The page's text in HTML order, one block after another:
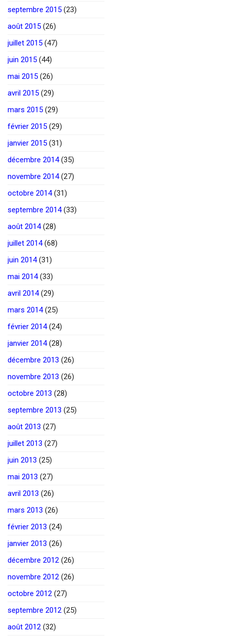
septembre 2015 (23)
août 2015 (26)
juillet 2015 (47)
juin 2015 (44)
mai 2015 (26)
avril 2015 (29)
mars 2015 (29)
février 2015 (29)
janvier 2015 (31)
décembre 2014(35)
novembre 2014(27)
octobre 2014(31)
septembre 2014(33)
août 2014(28)
juillet 2014(68)
juin 2014(31)
mai 2014(33)
avril 2014(29)
mars 2014(25)
février 2014(24)
janvier 2014(28)
décembre 2013 (26)
novembre 2013 (26)
octobre 2013 (28)
septembre 2013 (25)
août 2013 (27)
juillet 2013 (27)
juin 2013 (25)
mai 2013 (27)
avril 2013 (26)
mars 2013 (26)
février 2013 (24)
janvier 2013 (26)
décembre 2012 (26)
novembre 2012 (26)
octobre 2012 (27)
septembre 2012 (25)
août 2012 (32)